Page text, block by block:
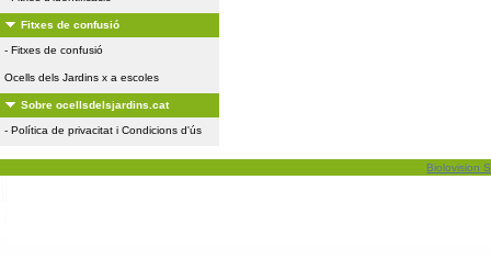
Fitxes de confusió
- Fitxes de confusió
Ocells dels Jardins x a escoles
Sobre ocellsdelsjardins.cat
- Política de privacitat i Condicions d'ús
Biolovision